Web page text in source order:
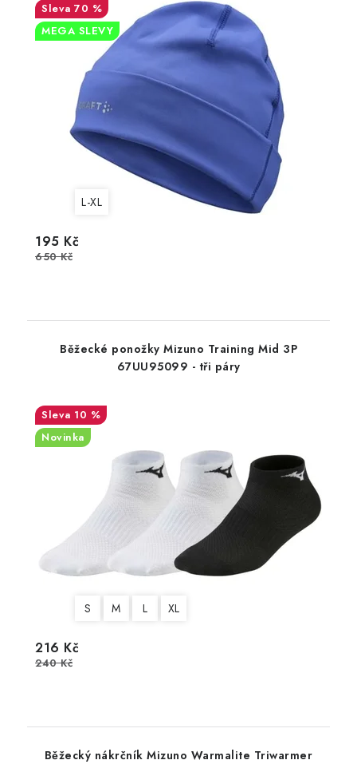
70 %
MEGA SLEVY
L-XL
195 Kč
650 Kč
Běžecké ponožky Mizuno Training Mid 3P
67UU95099 - tři páry
10 %
Novinka
S M L XL
216 Kč
240 Kč
Běžecký nákrčník Mizuno Warmalite Triwarmer